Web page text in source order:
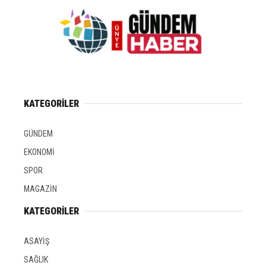
KATEGORİLER
GÜNDEM
EKONOMİ
SPOR
MAGAZİN
KATEGORİLER
ASAYİŞ
SAĞLIK